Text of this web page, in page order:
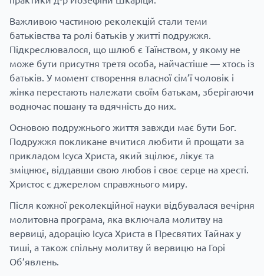
Важливою частиною реколекцій стали теми
батьківства та ролі батьків у житті подружжя.
Підкреслювалося, що шлюб є Таїнством, у якому не
може бути присутня третя особа, найчастіше — хтось із
батьків. У момент створення власної сім’ї чоловік і
жінка перестають належати своїм батькам, зберігаючи
водночас пошану та вдячність до них.
Основою подружнього життя завжди має бути Бог.
Подружжя покликане вчитися любити й прощати за
прикладом Ісуса Христа, який зцілює, лікує та
зміцнює, віддавши свою любов і своє серце на хресті.
Христос є джерелом справжнього миру.
Після кожної реколекційної науки відбувалася вечірня
молитовна програма, яка включала молитву на
вервиці, адорацію Ісуса Христа в Пресвятих Тайнах у
тиші, а також спільну молитву й вервицю на Горі
Об’явлень.